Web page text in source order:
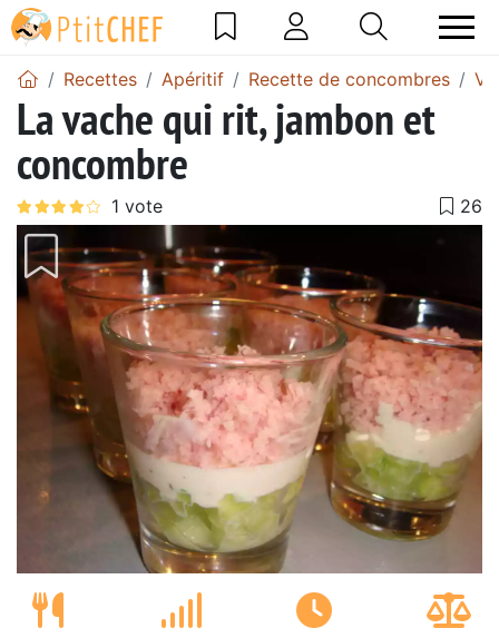
Recettes Apéritif Recette de concombres
La vache qui rit, jambon et
concombre